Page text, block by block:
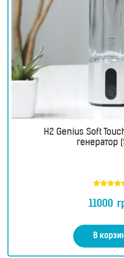
H2 Genius Soft
генератор
5.00
из 5
11000
В